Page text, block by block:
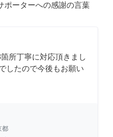
ポーターへの感謝の言葉
所丁寧に対応頂きまし
したので今後もお願い
都